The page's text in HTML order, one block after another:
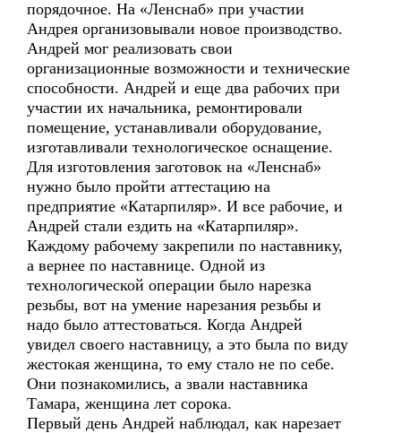
порядочное. На «Ленснаб» при участии
Андрея организовывали новое производство.
Андрей мог реализовать свои
организационные возможности и технические
способности. Андрей и еще два рабочих при
участии их начальника, ремонтировали
помещение, устанавливали оборудование,
изготавливали технологическое оснащение.
Для изготовления заготовок на «Ленснаб»
нужно было пройти аттестацию на
предприятие «Катарпиляр». И все рабочие, и
Андрей стали ездить на «Катарпиляр».
Каждому рабочему закрепили по наставнику,
а вернее по наставнице. Одной из
технологической операции было нарезка
резьбы, вот на умение нарезания резьбы и
надо было аттестоваться. Когда Андрей
увидел своего наставницу, а это была по виду
жестокая женщина, то ему стало не по себе.
Они познакомились, а звали наставника
Тамара, женщина лет сорока.
Первый день Андрей наблюдал, как нарезает